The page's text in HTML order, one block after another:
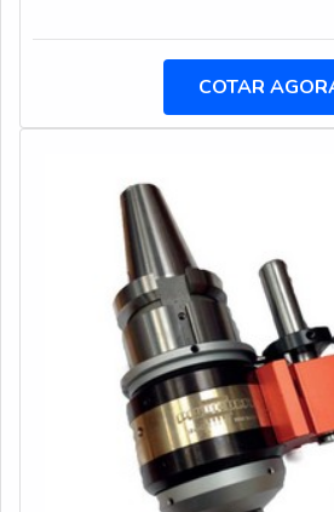
bélica, tem o poder de perfurar
do canal é necessário que
seja mantida sobre a
COTAR